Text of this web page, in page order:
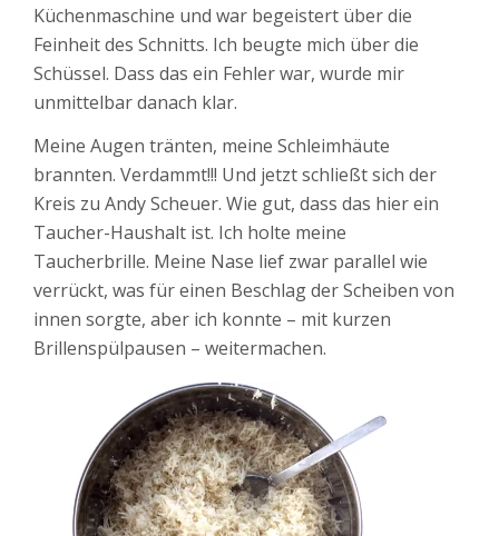
Küchenmaschine und war begeistert über die
Feinheit des Schnitts. Ich beugte mich über die
Schüssel. Dass das ein Fehler war, wurde mir
unmittelbar danach klar.
Meine Augen tränten, meine Schleimhäute
brannten. Verdammt!!! Und jetzt schließt sich der
Kreis zu Andy Scheuer. Wie gut, dass das hier ein
Taucher-Haushalt ist. Ich holte meine
Taucherbrille. Meine Nase lief zwar parallel wie
verrückt, was für einen Beschlag der Scheiben von
innen sorgte, aber ich konnte – mit kurzen
Brillenspülpausen – weitermachen.